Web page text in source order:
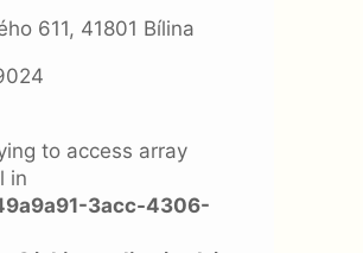
611, 41801 Bílina
to access array
in
3acc-4306-